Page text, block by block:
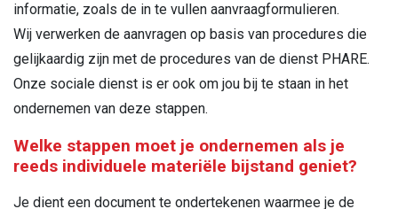
informatie, zoals de in te vullen aanvraagformulieren.
Wij verwerken de aanvragen op basis van procedures die
gelijkaardig zijn met de procedures van de dienst PHARE.
Onze sociale dienst is er ook om jou bij te staan in het
ondernemen van deze stappen.
Welke stappen moet je ondernemen als je
reeds individuele materiële bijstand geniet?
Je dient een document te ondertekenen waarmee je de